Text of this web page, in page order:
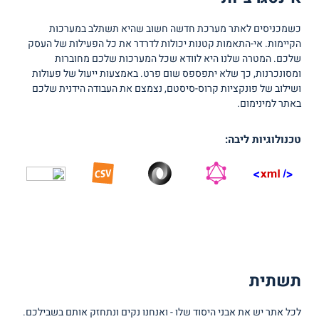
כשמכניסים לאתר מערכת חדשה חשוב שהיא תשתלב במערכות
הקיימות. אי-התאמות קטנות יכולות לדרדר את כל הפעילות של העסק
שלכם. המטרה שלנו היא לוודא שכל המערכות שלכם מחוברות
ומסונכרנות, כך שלא יתפספס שום פרט. באמצעות ייעול של פעולות
ושילוב של פונקציות קרוס-סיסטם, נצמצם את העבודה הידנית שלכם
באתר למינימום.
טכנולוגיות ליבה:
תשתית
לכל אתר יש את אבני היסוד שלו - ואנחנו נקים ונתחזק אותם בשבילכם.